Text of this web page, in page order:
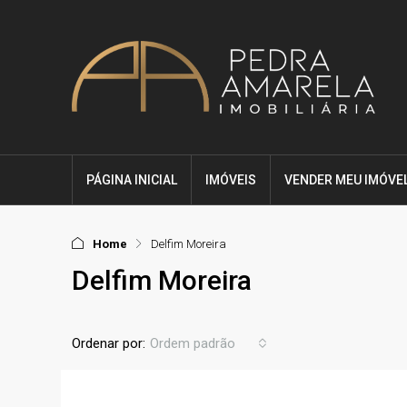
PÁGINA INICIAL IMÓVEIS VENDER MEU
Home Delfim Moreira
Delfim Moreira
Ordenar por: Ordem padrão